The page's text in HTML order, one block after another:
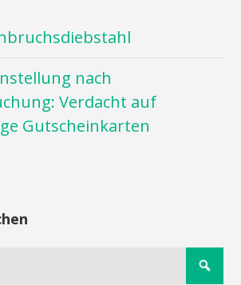
nach
Verdacht auf
Gutscheinkarten